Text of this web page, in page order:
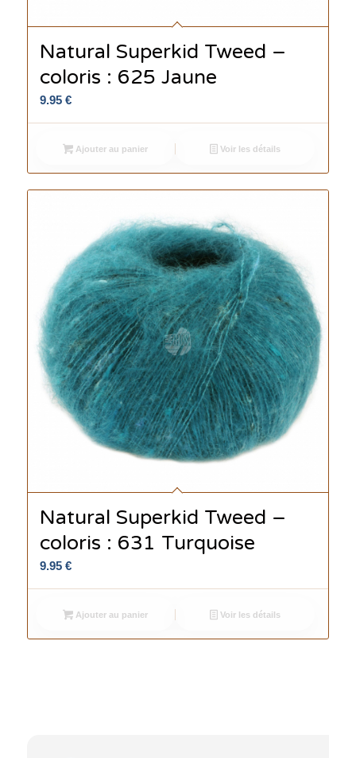
Natural Superkid Tweed –
coloris : 625 Jaune
9.95 €
Ajouter au panier Voir les détails
Natural Superkid Tweed –
coloris : 631 Turquoise
9.95 €
Ajouter au panier Voir les détails